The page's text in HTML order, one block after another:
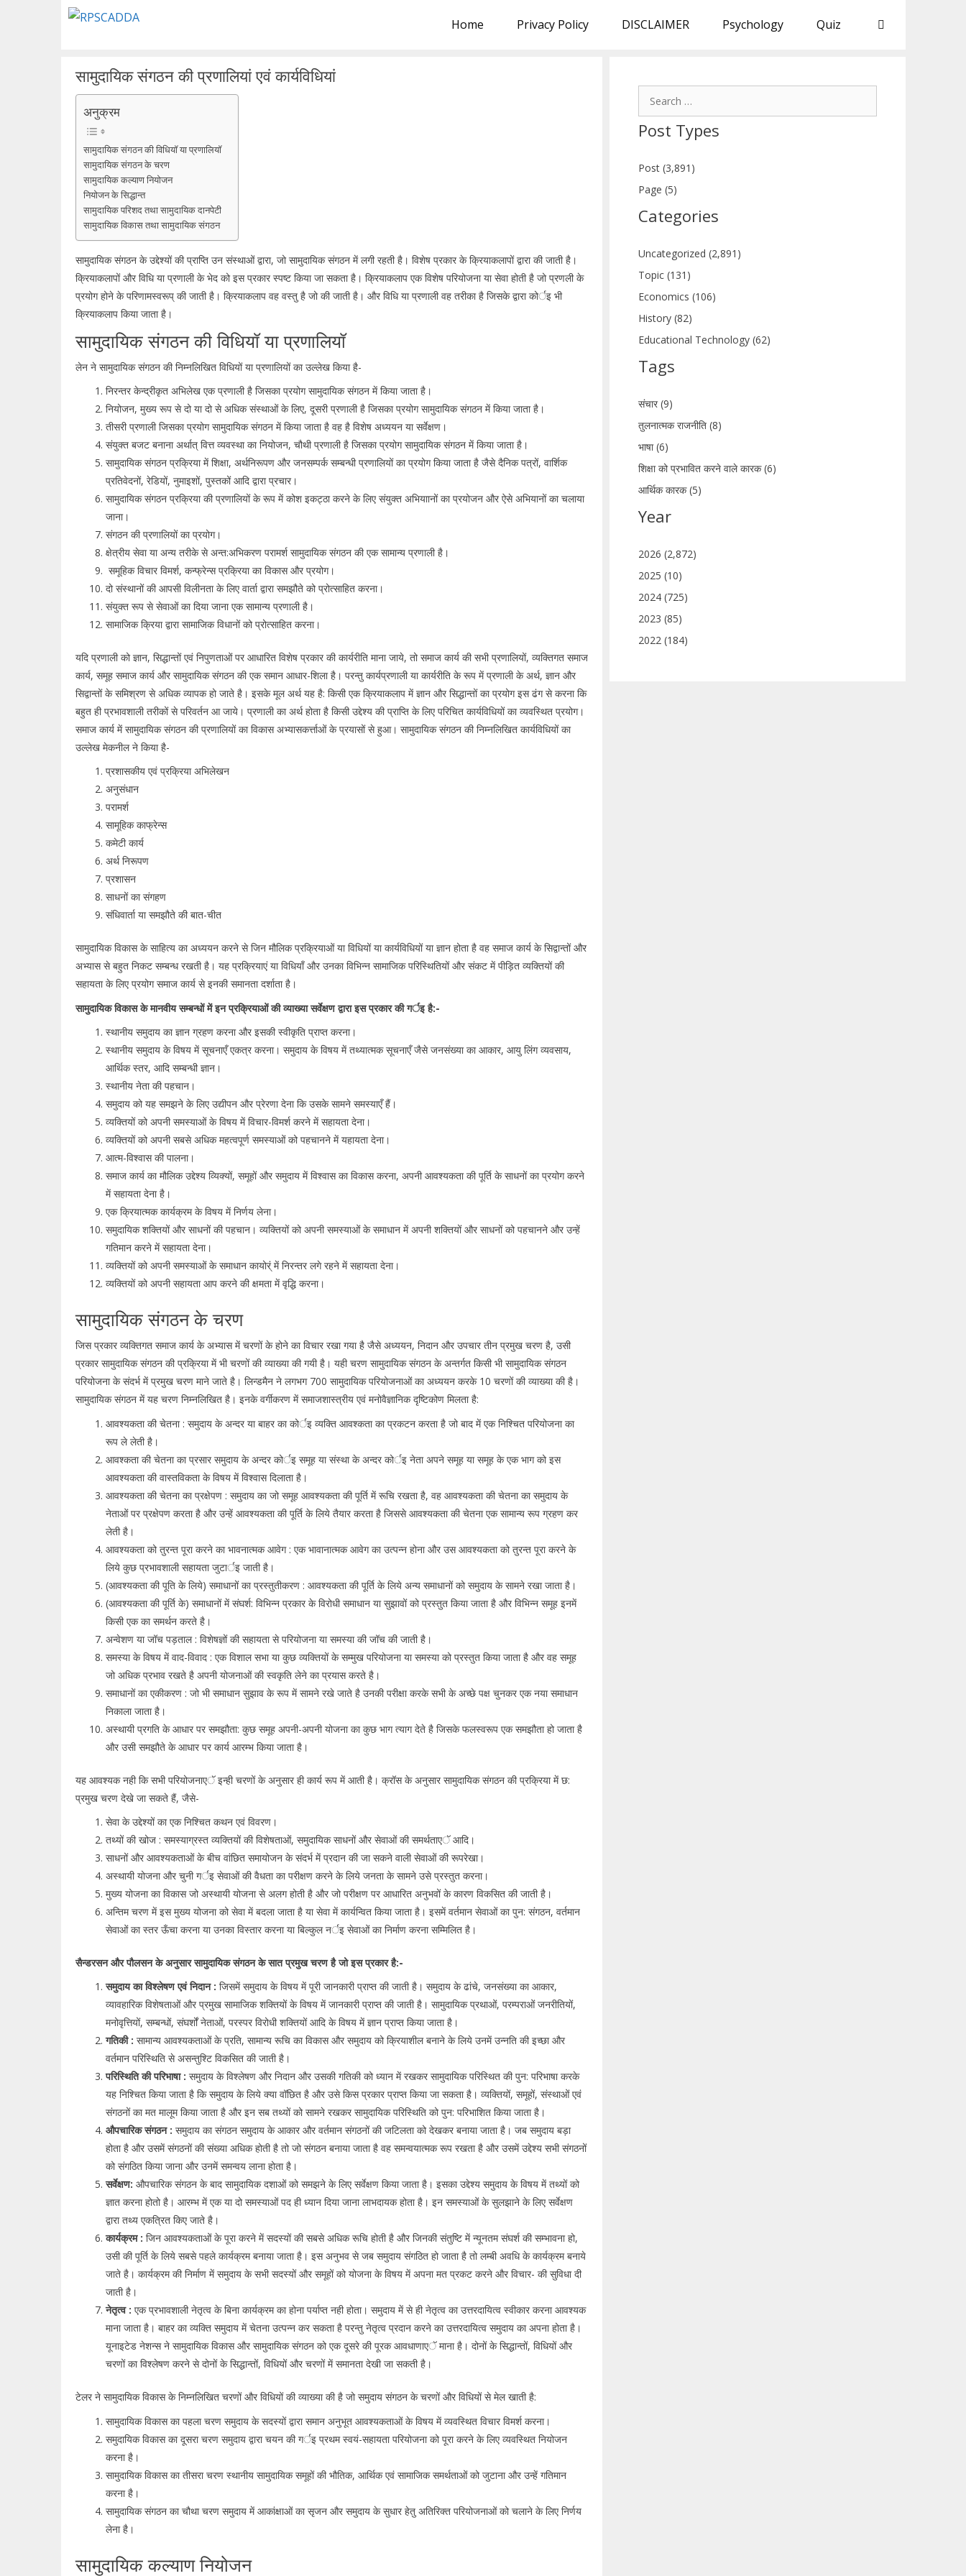
Home Privacy Policy DISCLAIMER Psychology Quiz
सामुदायिक संगठन की प्रणालियां एवं कार्यविधियां
अनुक्रम
सामुदायिक संगठन की विधियॉ या प्रणालियॉ
सामुदायिक संगठन के चरण
सामुदायिक कल्याण नियोजन
नियोजन के सिद्धान्त
सामुदायिक परिशद तथा सामुदायिक दानपेटी
सामुदायिक विकास तथा सामुदायिक संगठन
सामुदायिक संगठन के उद्देश्यों की प्राप्ति उन संस्थाओं द्वारा, जो सामुदायिक संगठन में लगी रहती है। विशेष प्रकार के क्रियाकलापों द्वारा की जाती है।
क्रियाकलापों और विधि या प्रणाली के भेद को इस प्रकार स्पष्ट किया जा सकता है। क्रियाकलाप एक विशेष परियोजना या सेवा होती है जो प्रणली के
प्रयोग होने के परिणामस्वरूप् की जाती है। क्रियाकलाप वह वस्तु है जो की जाती है। और विधि या प्रणाली वह तरीका है जिसके द्वारा कोर्इ भी
क्रियाकलाप किया जाता है।
सामुदायिक संगठन की विधियॉ या प्रणालियॉ
लेन ने सामुदायिक संगठन की निम्नलिखित विधियों या प्रणालियों का उल्लेख किया है-
निरन्तर केन्द्रीकृत अभिलेख एक प्रणाली है जिसका प्रयोग सामुदायिक संगठन में किया जाता है।
नियोजन, मुख्य रूप से दो या दो से अधिक संस्थाओं के लिए, दूसरी प्रणाली है जिसका प्रयोग सामुदायिक संगठन में किया जाता है।
तीसरी प्रणाली जिसका प्रयोग सामुदायिक संगठन में किया जाता है वह है विशेष अध्ययन या सर्वेक्षण।
संयुक्त बजट बनाना अर्थात् वित्त व्यवस्था का नियोजन, चौथी प्रणाली है जिसका प्रयोग सामुदायिक संगठन में किया जाता है।
सामुदायिक संगठन प्रक्रिया में शिक्षा, अर्थनिरूपण और जनसम्पर्क सम्बन्धी प्रणालियों का प्रयोग किया जाता है जैसे दैनिक पत्रों, वार्शिक
प्रतिवेदनों, रेडियों, नुमाइशों, पुस्तकों आदि द्वारा प्रचार।
सामुदायिक संगठन प्रक्रिया की प्रणालियों के रूप में कोश इकट्ठा करने के लिए संयुक्त अभियाानों का प्रयोजन और ऐसे अभियानों का चलाया
जाना।
संगठन की प्रणालियों का प्रयोग।
क्षेत्रीय सेवा या अन्य तरीके से अन्त:अभिकरण परामर्श सामुदायिक संगठन की एक सामान्य प्रणाली है।
समूहिक विचार विमर्श, कन्फ्रेन्स प्रक्रिया का विकास और प्रयोग।
दो संस्थानों की आपसी विलीनता के लिए वार्ता द्वारा समझौते को प्रोत्साहित करना।
संयुक्त रूप से सेवाओं का दिया जाना एक सामान्य प्रणाली है।
सामाजिक क्रिया द्वारा सामाजिक विधानों को प्रोत्साहित करना।
यदि प्रणाली को ज्ञान, सिद्धान्तों एवं निपुणताओं पर आधारित विशेष प्रकार की कार्यरीति माना जाये, तो समाज कार्य की सभी प्रणालियों, व्यक्तिगत समाज
कार्य, समूह समाज कार्य और सामुदायिक संगठन की एक समान आधार-शिला है। परन्तु कार्यप्रणाली या कार्यरीति के रूप में प्रणाली के अर्थ, ज्ञान और
सिद्वान्तों के समिश्रण से अधिक व्यापक हो जाते है। इसके मूल अर्थ यह है: किसी एक क्रियाकलाप में ज्ञान और सिद्धान्तों का प्रयोग इस ढंग से करना कि
बहुत ही प्रभावशाली तरीकों से परिवर्तन आ जाये। प्रणाली का अर्थ होता है किसी उद्देश्य की प्राप्ति के लिए परिचित कार्यविधियों का व्यवस्थित प्रयोग।
समाज कार्य में सामुदायिक संगठन की प्रणालियों का विकास अभ्यासकर्त्ताओं के प्रयासों से हुआ। सामुदायिक संगठन की निम्नलिखित कार्यविधियों का
उल्लेख मेकनील ने किया है-
प्रशासकीय एवं प्रक्रिया अभिलेखन
अनुसंधान
परामर्श
सामूहिक काफ्रेन्स
कमेटी कार्य
अर्थ निरूपण
प्रशासन
साधनों का संगहण
संधिवार्ता या समझौते की बात-चीत
सामुदायिक विकास के साहित्य का अध्ययन करने से जिन मौलिक प्रक्रियाओं या विधियों या कार्यविधियों या ज्ञान होता है वह समाज कार्य के सिद्वान्तों और
अभ्यास से बहुत निकट सम्बन्ध रखती है। यह प्रक्रियाएं या विधियाँ और उनका विभिन्न सामाजिक परिस्थितियों और संकट में पीड़ित व्यक्तियों की
सहायता के लिए प्रयोग समाज कार्य से इनकी समानता दर्शाता है।
सामुदायिक विकास के मानवीय सम्बन्धों में इन प्रक्रियाओं की व्याख्या सर्वेक्षण द्वारा इस प्रकार की गर्इ है:-
स्थानीय समुदाय का ज्ञान ग्रहण करना और इसकी स्वीकृति प्राप्त करना।
स्थानीय समुदाय के विषय में सूचनाएँ एकत्र करना। समुदाय के विषय में तथ्यात्मक सूचनाएँ जैसे जनसंख्या का आकार, आयु लिंग व्यवसाय,
आर्थिक स्तर, आदि सम्बन्धी ज्ञान।
स्थानीय नेता की पहचान।
समुदाय को यह समझने के लिए उद्यीपन और प्रेरणा देना कि उसके सामने समस्याएँ हैं।
व्यक्तियों को अपनी समस्याओं के विषय में विचार-विमर्श करने में सहायता देना।
व्यक्तियों को अपनी सबसे अधिक महत्वपूर्ण समस्याओं को पहचानने में यहायता देना।
आत्म-विश्वास की पालना।
समाज कार्य का मौलिक उद्देश्य व्यिक्यों, समूहों और समुदाय में विश्वास का विकास करना, अपनी आवश्यकता की पूर्ति के साधनों का प्रयोग करने
में सहायता देना है।
एक क्रियात्मक कार्यक्रम के विषय में निर्णय लेना।
समुदायिक शक्तियों और साधनों की पहचान। व्यक्तियों को अपनी समस्याओं के समाधान में अपनी शक्तियों और साधनों को पहचानने और उन्हें
गतिमान करने में सहायता देना।
व्यक्तियों को अपनी समस्याओं के समाधान कायोर्ं में निरन्तर लगे रहने में सहायता देना।
व्यक्तियों को अपनी सहायता आप करने की क्षमता में वृद्धि करना।
सामुदायिक संगठन के चरण
जिस प्रकार व्यक्तिगत समाज कार्य के अभ्यास में चरणों के होने का विचार रखा गया है जैसे अध्ययन, निदान और उपचार तीन प्रमुख चरण है, उसी
प्रकार सामुदायिक संगठन की प्रक्रिया में भी चरणों की व्याख्या की गयी है। यही चरण सामुदायिक संगठन के अन्तर्गत किसी भी सामुदायिक संगठन
परियोजना के संदर्भ में प्रमुख चरण माने जाते है। लिन्डमैन ने लगभग 700 सामुदायिक परियोजनाओं का अध्ययन करके 10 चरणों की व्याख्या की है।
सामुदायिक संगठन में यह चरण निम्नलिखित है। इनके वर्गीकरण में समाजशास्त्रीय एवं मनोवैज्ञानिक दृष्टिकोण मिलता है:
आवश्यकता की चेतना : समुदाय के अन्दर या बाहर का कोर्इ व्यक्ति आवश्कता का प्रकटन करता है जो बाद में एक निश्चित परियोजना का
रूप ले लेती है।
आवश्कता की चेतना का प्रसार समुदाय के अन्दर कोर्इ समूह या संस्था के अन्दर कोर्इ नेता अपने समूह या समूह के एक भाग को इस
आवश्यकता की वास्तविकता के विषय में विश्वास दिलाता है।
आवश्यकता की चेतना का प्रक्षेपण : समुदाय का जो समूह आवश्यकता की पूर्ति में रूचि रखता है, वह आवश्यकता की चेतना का समुदाय के
नेताओं पर प्रक्षेपण करता है और उन्हें आवश्यकता की पूर्ति के लिये तैयार करता है जिससे आवश्यकता की चेतना एक सामान्य रूप ग्रहण कर
लेती है।
आवश्यकता को तुरन्त पूरा करने का भावनात्मक आवेग : एक भावानात्मक आवेग का उत्पन्न होना और उस आवश्यकता को तुरन्त पूरा करने के
लिये कुछ प्रभावशाली सहायता जुटार्इ जाती है।
(आवश्यकता की पूति के लिये) समाधानों का प्रस्तुतीकरण : आवश्यकता की पूर्ति के लिये अन्य समाधानों को समुदाय के सामने रखा जाता है।
(आवश्यकता की पूर्ति के) समाधानों में संघर्श: विभिन्न प्रकार के विरोधी समाधान या सुझावों को प्रस्तुत किया जाता है और विभिन्न समूह इनमें
किसी एक का समर्थन करते है।
अन्वेशण या जॉच पड़ताल : विशेषज्ञों की सहायता से परियोजना या समस्या की जॉच की जाती है।
समस्या के विषय में वाद-विवाद : एक विशाल सभा या कुछ व्यक्तियों के सम्मुख परियोजना या समस्या को प्रस्तुत किया जाता है और वह समूह
जो अधिक प्रभाव रखते है अपनी योजनाओं की स्वकृति लेने का प्रयास करते है।
समाधानों का एकीकरण : जो भी समाधान सुझाव के रूप में सामने रखे जाते है उनकी परीक्षा करके सभी के अच्छे पक्ष चुनकर एक नया समाधान
निकाला जाता है।
अस्थायी प्रगति के आधार पर समझौता: कुछ समूह अपनी-अपनी योजना का कुछ भाग त्याग देते है जिसके फलस्वरूप एक समझौता हो जाता है
और उसी समझौते के आधार पर कार्य आरम्भ किया जाता है।
यह आवश्यक नही कि सभी परियोजनाएॅ इन्ही चरणों के अनुसार ही कार्य रूप में आती है। क्रॉस के अनुसार सामुदायिक संगठन की प्रक्रिया में छ:
प्रमुख चरण देखे जा सकते हैं, जैसे-
सेवा के उद्देश्यों का एक निश्चित कथन एवं विवरण।
तथ्यों की खोज : समस्याग्रस्त व्यक्तियों की विशेषताओं, समुदायिक साधनों और सेवाओं की समर्थताएॅ आदि।
साधनों और आवश्यकताओं के बीच वांछित समायोजन के संदर्भ में प्रदान की जा सकने वाली सेवाओं की रूपरेखा।
अस्थायी योजना और चुनी गर्इ सेवाओं की वैधता का परीक्षण करने के लिये जनता के सामने उसे प्रस्तुत करना।
मुख्य योजना का विकास जो अस्थायी योजना से अलग होती है और जो परीक्षण पर आधारित अनुभवों के कारण विकसित की जाती है।
अन्तिम चरण में इस मुख्य योजना को सेवा में बदला जाता है या सेवा में कार्यन्वित किया जाता है। इसमें वर्तमान सेवाओं का पुन: संगठन, वर्तमान
सेवाओं का स्तर ऊँचा करना या उनका विस्तार करना या बिल्कुल नर्इ सेवाओं का निर्माण करना सम्मिलित है।
सैन्डरसन और पौलसन के अनुसार सामुदायिक संगठन के सात प्रमुख चरण है जो इस प्रकार है:-
समुदाय का विश्लेषण एवं निदान : जिसमें समुदाय के विषय में पूरी जानकारी प्राप्त की जाती है। समुदाय के ढांचे, जनसंख्या का आकार,
व्यावहारिक विशेषताओं और प्रमुख सामाजिक शक्तियों के विषय में जानकारी प्राप्त की जाती है। सामुदायिक प्रथाओं, परम्पराओं जनरीतियों,
मनोवृत्तियों, सम्बन्धों, संघर्शों नेताओं, परस्पर विरोधी शक्तियों आदि के विषय में ज्ञान प्राप्त किया जाता है।
गतिकी : सामान्य आवश्यकताओं के प्रति, सामान्य रूचि का विकास और समुदाय को क्रियाशील बनाने के लिये उनमें उन्नति की इच्छा और
वर्तमान परिस्थिति से असन्तुश्टि विकसित की जाती है।
परिस्थिति की परिभाषा : समुदाय के विश्लेषण और निदान और उसकी गतिकी को ध्यान में रखकर सामुदायिक परिस्थित की पुन: परिभाषा करके
यह निश्चित किया जाता है कि समुदाय के लिये क्या वॉछित है और उसे किस प्रकार प्राप्त किया जा सकता है। व्यक्तियों, समूहों, संस्थाओं एवं
संगठनों का मत मालूम किया जाता है और इन सब तथ्यों को सामने रखकर सामुदायिक परिस्थिति को पुन: परिभाशित किया जाता है।
औपचारिक संगठन : समुदाय का संगठन समुदाय के आकार और वर्तमान संगठनों की जटिलता को देखकर बनाया जाता है। जब समुदाय बड़ा
होता है और उसमें संगठनों की संख्या अधिक होती है तो जो संगठन बनाया जाता है वह समन्वयात्मक रूप रखता है और उसमें उद्देश्य सभी संगठनों
को संगठित किया जाना और उनमें समन्वय लाना होता है।
सर्वेक्षण: औपचारिक संगठन के बाद सामुदायिक दशाओं को समझने के लिए सर्वेक्षण किया जाता है। इसका उद्देश्य समुदाय के विषय में तथ्यों को
ज्ञात करना होतो है। आरम्भ में एक या दो समस्याओं पद ही ध्यान दिया जाना लाभदायक होता है। इन समस्याओं के सुलझाने के लिए सर्वेक्षण
द्वारा तथ्य एकत्रित किए जाते है।
कार्यक्रम : जिन आवश्यकताओं के पूरा करने में सदस्यों की सबसे अधिक रूचि होती है और जिनकी संतुष्टि में न्यूनतम संघर्श की सम्भावना हो,
उसी की पूर्ति के लिये सबसे पहले कार्यक्रम बनाया जाता है। इस अनुभव से जब समुदाय संगठित हो जाता है तो लम्बी अवधि के कार्यक्रम बनाये
जाते है। कार्यक्रम की निर्माण में समुदाय के सभी सदस्यों और समूहों को योजना के विषय में अपना मत प्रकट करने और विचार- की सुविधा दी
जाती है।
नेतृत्व : एक प्रभावशाली नेतृत्व के बिना कार्यक्रम का होना पर्याप्त नही होता। समुदाय में से ही नेतृत्व का उत्तरदायित्व स्वीकार करना आवश्यक
माना जाता है। बाहर का व्यक्ति समुदाय में चेतना उत्पन्न कर सकता है परन्तु नेतृत्व प्रदान करने का उत्तरदायित्व समुदाय का अपना होता है।
यूनाइटेड नेशन्स ने सामुदायिक विकास और सामुदायिक संगठन को एक दूसरे की पूरक आवधाणाएॅ माना है। दोनों के सिद्धान्तों, विधियों और
चरणों का विश्लेषण करने से दोनों के सिद्धान्तों, विधियों और चरणों में समानता देखी जा सकती है।
टेलर ने सामुदायिक विकास के निम्नलिखित चरणों और विधियों की व्याख्या की है जो समुदाय संगठन के चरणों और विधियों से मेल खाती है:
सामुदायिक विकास का पहला चरण समुदाय के सदस्यों द्वारा समान अनुभूत आवश्यकताओं के विषय में व्यवस्थित विचार विमर्श करना।
समुदायिक विकास का दूसरा चरण समुदाय द्वारा चयन की गर्इ प्रथम स्वयं-सहायता परियोजना को पूरा करने के लिए व्यवस्थित नियोजन
करना है।
सामुदायिक विकास का तीसरा चरण स्थानीय सामुदायिक समूहों की भौतिक, आर्थिक एवं सामाजिक समर्थताओं को जुटाना और उन्हें गतिमान
करना है।
सामुदायिक संगठन का चौथा चरण समुदाय में आकांक्षाओं का सृजन और समुदाय के सुधार हेतु अतिरिक्त परियोजनाओं को चलाने के लिए निर्णय
लेना है।
सामुदायिक कल्याण नियोजन
Post Types
Post (3,891)
Page (5)
Categories
Uncategorized (2,891)
Topic (131)
Economics (106)
History (82)
Educational Technology (62)
Tags
संचार (9)
तुलनात्मक राजनीति (8)
भाषा (6)
शिक्षा को प्रभावित करने वाले कारक (6)
आर्थिक कारक (5)
Year
2026 (2,872)
2025 (10)
2024 (725)
2023 (85)
2022 (184)